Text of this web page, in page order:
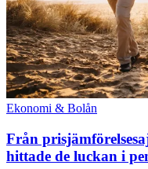
Ekonomi & Bolån
Från
hittade de luckan i